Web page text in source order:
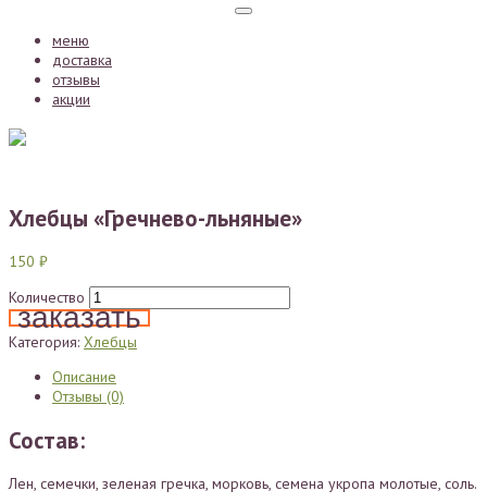
Toggle
меню
доставка
отзывы
акции
Хлебцы «Гречнево-льняные»
150 ₽
Количество
заказать
Категория: Хлебцы
Описание
Отзывы (0)
Состав:
Лен, семечки, зеленая гречка, морковь, семена укропа молотые, соль.